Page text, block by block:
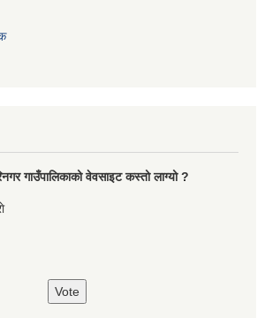
गाउँपालिकाको वेवसाइट कस्तो लाग्यो ?